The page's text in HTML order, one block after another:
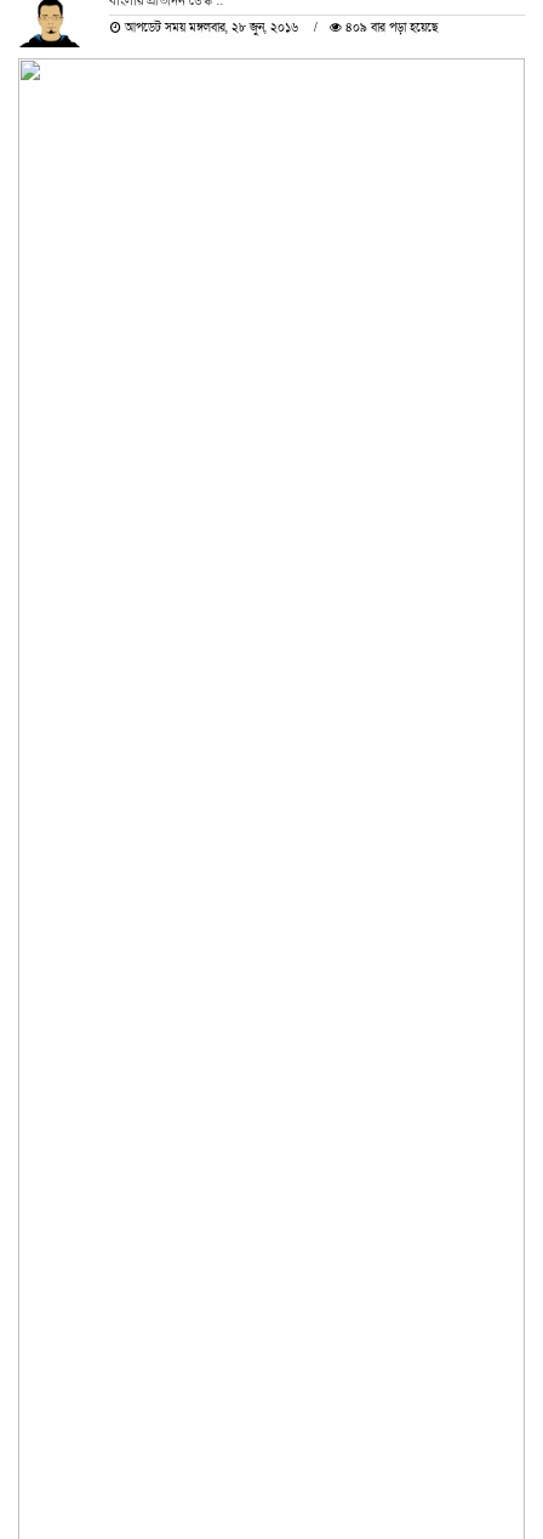
আপডেট সময় মঙ্গলবার, ২৮ জুন, ২০১৬ ৪০৯ বার পড়া হয়েছে